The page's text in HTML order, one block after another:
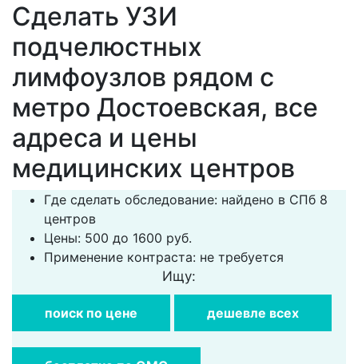
Сделать УЗИ
подчелюстных
лимфоузлов рядом с
метро Достоевская, все
адреса и цены
медицинских центров
Где сделать обследование: найдено в СПб 8
центров
Цены: 500 до 1600 руб.
Применение контраста: не требуется
Ищу:
поиск по цене дешевле всех